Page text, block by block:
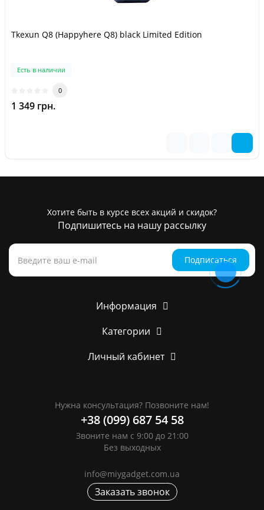
Tkexun Q8 (Happyhere Q8) black Limited Edition
Есть в наличии
0
1 349 грн.
Хотите быть в курсе всех акций и скидок?
Подпишитесь на нашу рассылку
Подписаться
Информация
Категории
Личный кабинет
Нужна консультация? Позвоните нам!
+38 (099) 687 54 58
Звоните нам с 9:00 до 21:00
Без выходных
info@miygadget.com.ua
Заказать звонок